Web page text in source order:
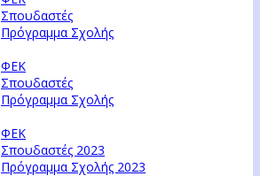
Σπουδαστές
Πρόγραμμα Σχολής
ΦΕΚ
Σπουδαστές
Πρόγραμμα Σχολής
ΦΕΚ
Σπουδαστές 2023
Πρόγραμμα Σχολής 2023